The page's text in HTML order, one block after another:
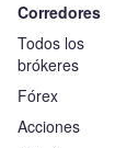
Corredores
Todos los
brókeres
Fórex
Acciones